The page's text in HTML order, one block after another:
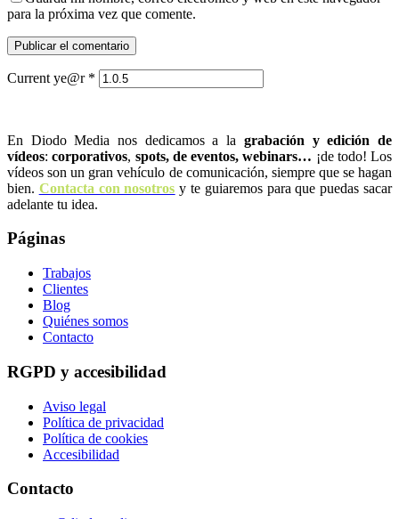
para la próxima vez que comente.
Publicar el comentario
Current ye@r *
En Diodo Media nos dedicamos a la grabación y edición de
vídeos: corporativos, spots, de eventos, webinars… ¡de todo! Los
vídeos son un gran vehículo de comunicación, siempre que se hagan
bien. Contacta con nosotros y te guiaremos para que puedas sacar
adelante tu idea.
Páginas
Trabajos
Clientes
Blog
Quiénes somos
Contacto
RGPD y accesibilidad
Aviso legal
Política de privacidad
Política de cookies
Accesibilidad
Contacto